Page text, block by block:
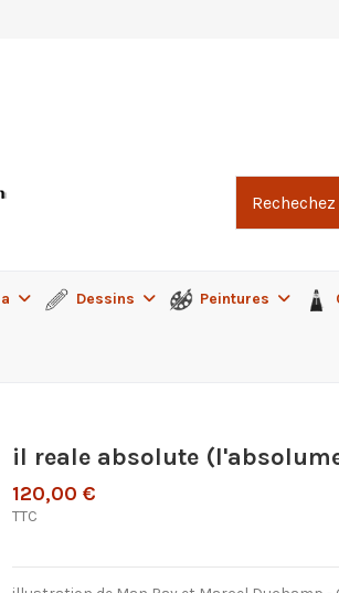
Dessins Peintures
il reale absolute
120,00 €
TTC